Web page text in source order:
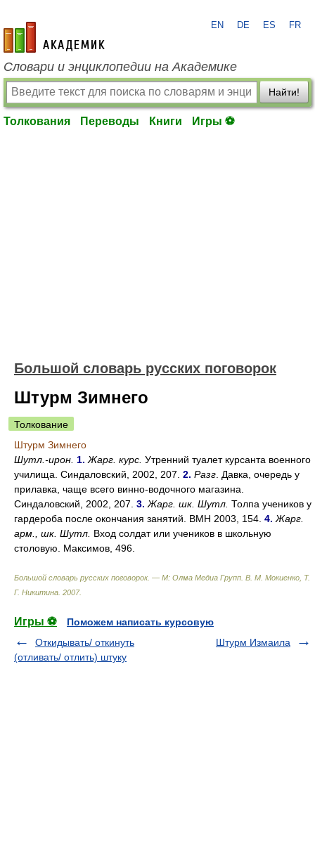
academic.ru
EN DE ES FR
Словари и энциклопедии на Академике
Найти!
Толкования Переводы Книги Игры ⚽
Большой словарь русских поговорок
Штурм Зимнего
Толкование
Штурм Зимнего
Шутл.-ирон. 1. Жарг. курс. Утренний туалет курсанта военного
училища. Синдаловский, 2002, 207. 2. Разг . Давка, очередь у
прилавка, чаще всего винно-водочного магазина.
Синдаловский, 2002, 207. 3. Жарг. шк. Шутл. Толпа учеников у
гардероба после окончания занятий. ВМН 2003, 154. 4. Жарг.
арм., шк. Шутл. Вход солдат или учеников в школьную
столовую. Максимов, 496.
Большой словарь русских поговорок. — М: Олма Медиа Групп В. М. Мокиенко, Т.
Г. Никитина 2007.
Игры ⚽
Поможем написать курсовую
Откидывать/ откинуть
(отливать/ отлить) штуку
Штурм Измаила